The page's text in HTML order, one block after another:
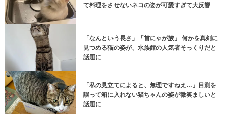
て料理をさせないネコの姿が可愛すぎて大反響
「なんという長さ」「首にゃが族」 何かを真剣に
見つめる猫の姿が、水族館の人気者そっくりだと
話題に
「私の見立てによると、無理ですねえ…」目測を
誤って箱に入れない猫ちゃんの姿が微笑ましいと
話題に